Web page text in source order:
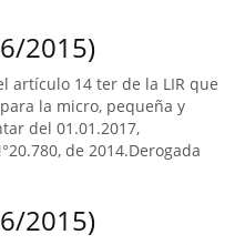
2015)
artículo 14 ter de la LIR que
la micro, pequeña y
del 01.01.2017,
de 2014.Derogada
2015)